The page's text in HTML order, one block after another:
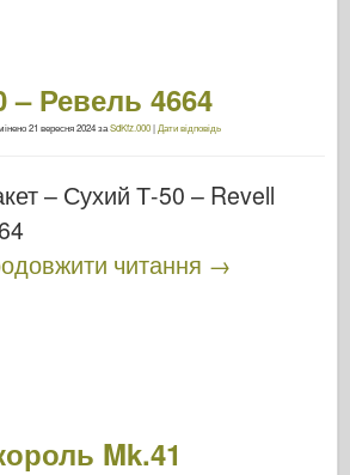
– Ревель 4664
21 вересня 2024заSdKfz.000| Дати відповідь
– Сухий Т-50 – Revell
читання →
Mk.41